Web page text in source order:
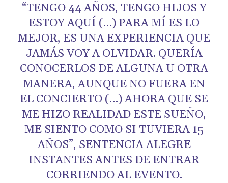
“TENGO 44 AÑOS, TENGO HIJOS Y
ESTOY AQUÍ (…) PARA MÍ ES LO
MEJOR, ES UNA EXPERIENCIA QUE
JAMÁS VOY A OLVIDAR. QUERÍA
CONOCERLOS DE ALGUNA U OTRA
MANERA, AUNQUE NO FUERA EN
EL CONCIERTO (…) AHORA QUE SE
ME HIZO REALIDAD ESTE SUEÑO,
ME SIENTO COMO SI TUVIERA 15
AÑOS”, SENTENCIA ALEGRE
INSTANTES ANTES DE ENTRAR
CORRIENDO AL EVENTO.